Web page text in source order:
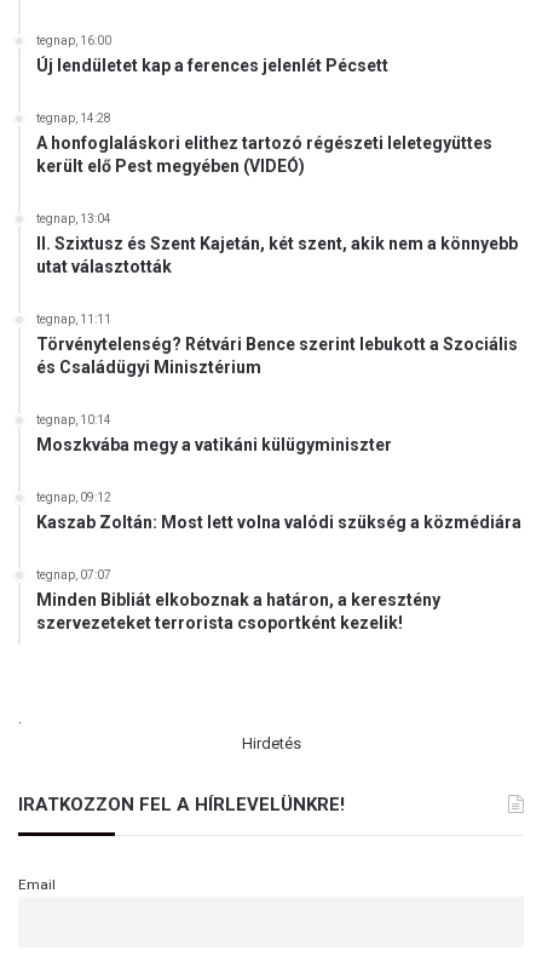
tegnap, 16:00
Új lendületet kap a ferences jelenlét Pécsett
tegnap, 14:28
A honfoglaláskori elithez tartozó régészeti leletegyüttes
került elő Pest megyében (VIDEÓ)
tegnap, 13:04
II. Szixtusz és Szent Kajetán, két szent, akik nem a könnyebb
utat választották
tegnap, 11:11
Törvénytelenség? Rétvári Bence szerint lebukott a Szociális
és Családügyi Minisztérium
tegnap, 10:14
Moszkvába megy a vatikáni külügyminiszter
tegnap, 09:12
Kaszab Zoltán: Most lett volna valódi szükség a közmédiára
tegnap, 07:07
Minden Bibliát elkoboznak a határon, a keresztény
szervezeteket terrorista csoportként kezelik!
.
Hirdetés
IRATKOZZON FEL A HÍRLEVELÜNKRE!
Email